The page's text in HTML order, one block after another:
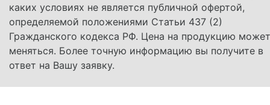
каких условиях не является публичной офертой,
определяемой положениями Статьи 437 (2)
Гражданского кодекса РФ. Цена на продукцию может
меняться. Более точную информацию вы получите в
ответ на Вашу заявку.